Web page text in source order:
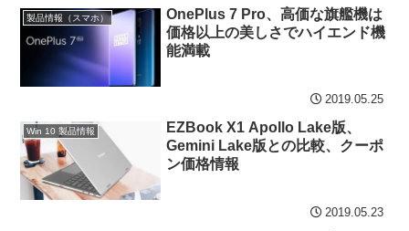
製品情報（スマホ）
OnePlus 7 Pro、高価な旗艦機は
価格以上の美しさでハイエンド機
能満載
2019.05.25
Win 10 製品情報
EZBook X1 Apollo Lake版、
Gemini Lake版との比較、クーポ
ン価格情報
2019.05.23